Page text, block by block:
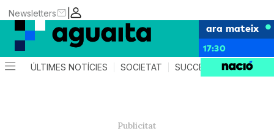
|
Newsletters
ara mateix
17:30
ÚLTIMES NOTÍCIES SOCIETAT SUCCESSOS AGENDA